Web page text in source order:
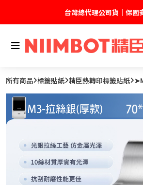
台灣總代理公司貨｜保固
🚚 全館現貨供應｜快速出貨
台灣精臣科技有限公司｜原廠總代
所有商品 標籤貼紙 精臣熱轉印標籤貼紙